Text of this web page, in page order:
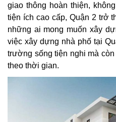
giao thông hoàn thiện,
tiện ích cao cấp, Quận 2 trở
những ai mong muốn xây
việc xây dựng nhà phố tại
trường sống tiện nghi mà
theo thời gian.